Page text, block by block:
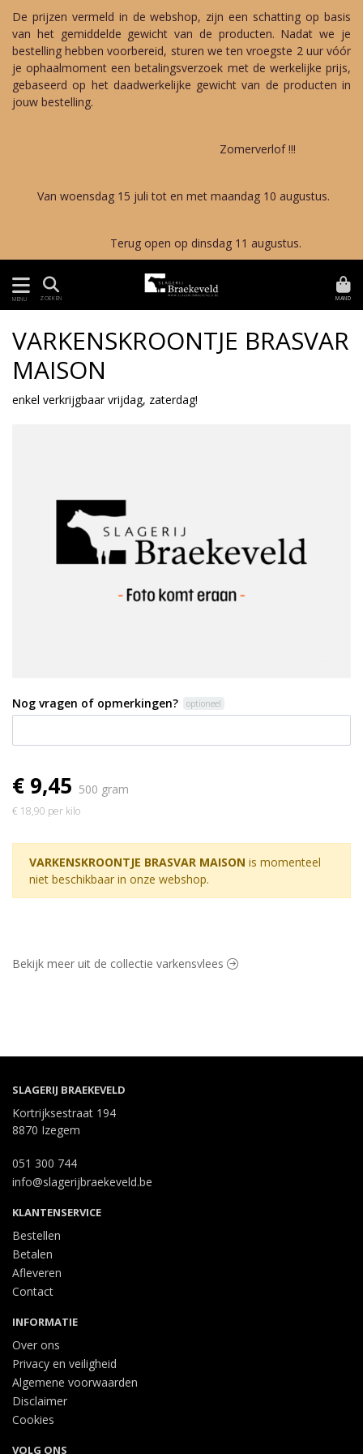
De prijzen vermeld in de webshop, zijn een schatting op basis
van het gemiddelde gewicht van de producten. Nadat we je
bestelling hebben voorbereid, sturen we ten vroegste 2 uur vóór
je ophaalmoment een betalingsverzoek met de werkelijke prijs,
gebaseerd op het daadwerkelijke gewicht van de producten in
jouw bestelling.
Zomerverlof !!!
Van woensdag 15 juli tot en met maandag 10 augustus.
Terug open op dinsdag 11 augustus.
MENU ZOEKEN MAND
VARKENSKROONTJE BRASVAR
MAISON
enkel verkrijgbaar vrijdag, zaterdag!
Nog vragen of opmerkingen? optioneel
€ 9,45 500 gram
€ 18,90 per kilo
VARKENSKROONTJE BRASVAR MAISON is momenteel
niet beschikbaar in onze webshop.
Bekijk meer uit de collectie varkensvlees
SLAGERIJ BRAEKEVELD
Kortrijksestraat 194
8870 Izegem
051 300 744
info@slagerijbraekeveld.be
KLANTENSERVICE
Bestellen
Betalen
Afleveren
Contact
INFORMATIE
Over ons
Privacy en veiligheid
Algemene voorwaarden
Disclaimer
Cookies
VOLG ONS